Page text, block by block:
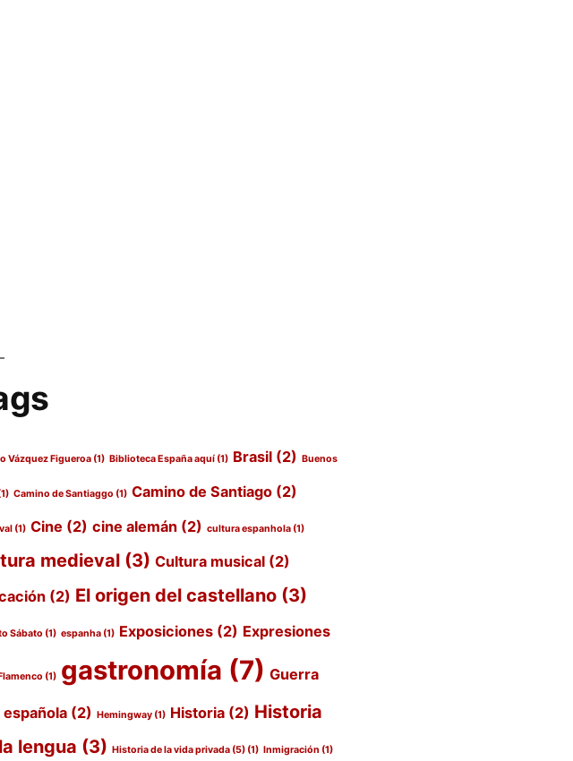
Vázquez Figueroa (1) Biblioteca España aquí (1) Brasil (2) Buenos
Camino de Santiaggo (1) Camino de Santiago (2)
(1) Cine (2) cine alemán (2) cultura espanhola (1)
medieval (3) Cultura musical (2)
(2) El origen del castellano (3)
Sábato (1) espanha (1) Exposiciones (2) Expresiones
(1) gastronomía (7) Guerra
(2) Hemingway (1) Historia (2) Historia
lengua (3) Historia de la vida privada (5) (1) Inmigración (1)